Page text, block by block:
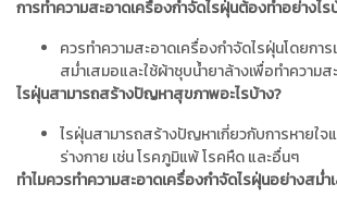
การทำความสะอาดเครื่องกำจัดไรฝุ่นต้องทำอย่างไร
ควรทำความสะอาดเครื่องกำจัดไรฝุ่นโดยกา
สม่ำเสมอและใช้ผ้าชุบน้ำยาล้างเพื่อทำความส
ไรฝุ่นสามารถสร้างปัญหาสุขภาพอะไรบ้าง?
ไรฝุ่นสามารถสร้างปัญหาเกี่ยวกับการหายใ
ร่างกาย เช่น โรคภูมิแพ้ โรคหืด และอื่นๆ
ทำไมควรทำความสะอาดเครื่องกำจัดไรฝุ่นอย่างสม่ำ